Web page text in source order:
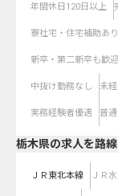
年間休日120日以上
寮社宅・住宅補助あり
新卒・第二新卒も歓迎
中抜け勤務なし 未
実務経験者優遇 普
栃木県の求人を路
ＪＲ東北本線 ＪＲ